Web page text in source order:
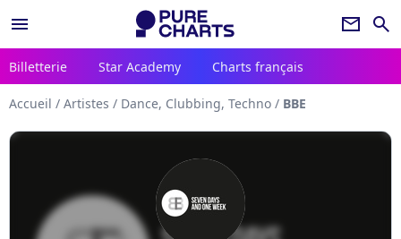
menu newsletter search
Billetterie Star Academy Charts français
Accueil / Artistes / Dance, Clubbing, Techno / BBE